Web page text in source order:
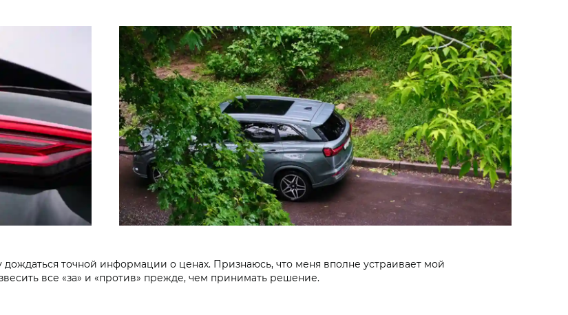
точной информации о ценах. Признаюсь, что меня вполне устраивает мой
все «за» и «против» прежде, чем принимать решение.